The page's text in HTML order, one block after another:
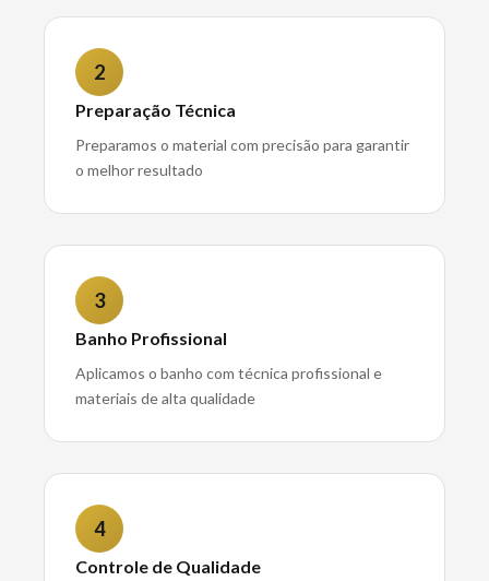
2
Preparação Técnica
Preparamos o material com precisão para garantir
o melhor resultado
3
Banho Profissional
Aplicamos o banho com técnica profissional e
materiais de alta qualidade
4
Controle de Qualidade